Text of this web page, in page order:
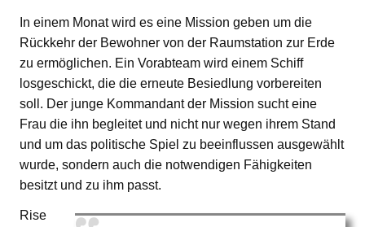
In einem Monat wird es eine Mission geben um die
Rückkehr der Bewohner von der Raumstation zur Erde
zu ermöglichen. Ein Vorabteam wird einem Schiff
losgeschickt, die die erneute Besiedlung vorbereiten
soll. Der junge Kommandant der Mission sucht eine
Frau die ihn begleitet und nicht nur wegen ihrem Stand
und um das politische Spiel zu beeinflussen ausgewählt
wurde, sondern auch die notwendigen Fähigkeiten
besitzt und zu ihm passt.
Rise